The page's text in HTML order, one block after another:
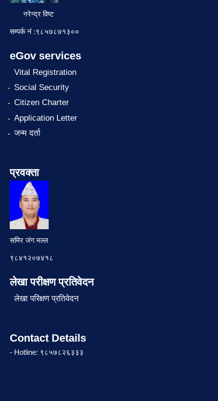
नरेन्द्र विष्ट
सम्पर्क नं :९८५७८७१३००
eGov services
Vital Registration
Social Security
Citizen Charter
Application Letter
जन्म दर्ता
प्रवक्ता
समिर जंग मल्ल
९८४१२०७४१८
लेखा परीक्षण प्रतिवेदन
लेखा परिक्षण प्रतिवेदन
Contact Details
- Hotline: ९८५७८२६३३३